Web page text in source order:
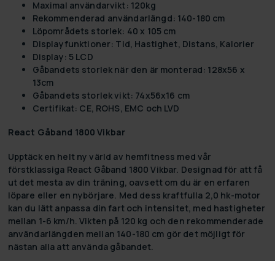
Maximal användarvikt: 120kg
Rekommenderad användarlängd: 140-180 cm
Löpområdets storlek: 40 x 105 cm
Displayfunktioner: Tid, Hastighet, Distans, Kalorier
Display: 5 LCD
Gåbandets storlek när den är monterad: 128x56 x
13cm
Gåbandets storlek vikt: 74x56x16 cm
Certifikat: CE, ROHS, EMC och LVD
React Gåband 1800 Vikbar
Upptäck en helt ny värld av hemfitness med vår
förstklassiga React Gåband 1800 Vikbar. Designad för att få
ut det mesta av din träning, oavsett om du är en erfaren
löpare eller en nybörjare. Med dess kraftfulla 2,0 hk-motor
kan du lätt anpassa din fart och intensitet, med hastigheter
mellan 1-6 km/h. Vikten på 120 kg och den rekommenderade
användarlängden mellan 140-180 cm gör det möjligt för
nästan alla att använda gåbandet.